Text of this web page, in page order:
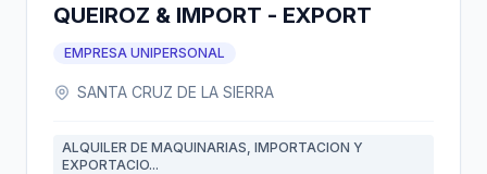
QUEIROZ & IMPORT - EXPORT
EMPRESA UNIPERSONAL
SANTA CRUZ DE LA SIERRA
ALQUILER DE MAQUINARIAS, IMPORTACION Y
EXPORTACIO...